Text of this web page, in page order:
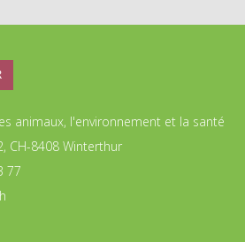
animaux, l'environnement et la santé
CH-8408 Winterthur
77